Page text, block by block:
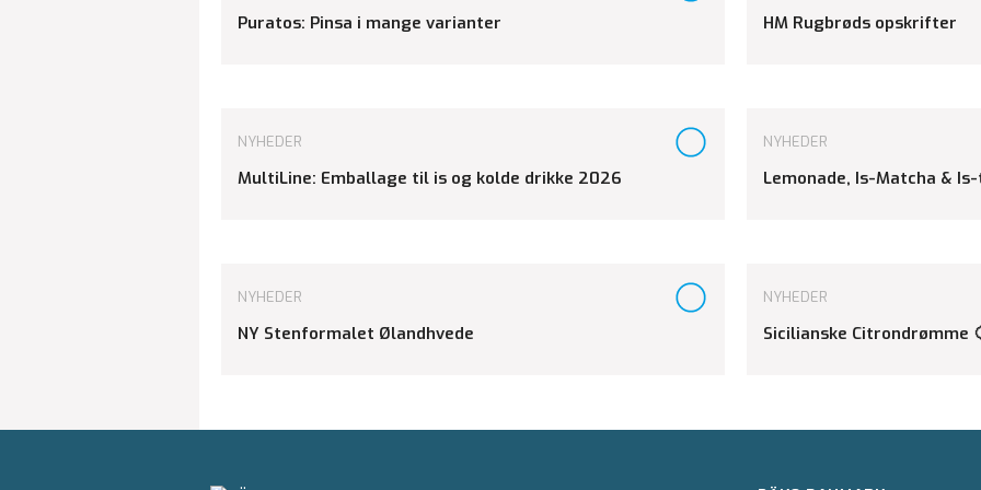
Puratos: Pinsa i mange varianter HM Rugbrøds opskrifter
NYHEDER
MultiLine: Emballage til is og kolde drikke 2026
NYHEDER
Lemonade, Is-Matcha &
NYHEDER
NY Stenformalet Ølandhvede
NYHEDER
Sicilianske Citrondrømme